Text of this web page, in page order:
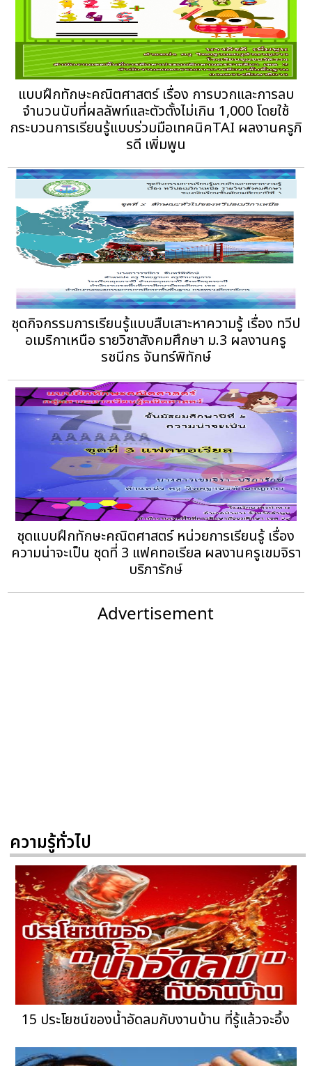
แบบฝึกทักษะคณิตศาสตร์ เรื่อง การบวกและการลบ
จำนวนนับที่ผลลัพท์และตัวตั้งไม่เกิน 1,000 โดยใช้
กระบวนการเรียนรู้แบบร่วมมือเทคนิคTAI ผลงานครูภิ
รดี เพิ่มพูน
ชุดกิจกรรมการเรียนรู้แบบสืบเสาะหาความรู้ เรื่อง ทวีป
อเมริกาเหนือ รายวิชาสังคมศึกษา ม.3 ผลงานครู
รชนีกร จันทร์พิทักษ์
ชุดแบบฝึกทักษะคณิตศาสตร์ หน่วยการเรียนรู้ เรื่อง
ความน่าจะเป็น ชุดที่ 3 แฟคทอเรียล ผลงานครูเขมจิรา
บริภารักษ์
Advertisement
ความรู้ทั่วไป
15 ประโยชน์ของน้ำอัดลมกับงานบ้าน ที่รู้แล้วจะอึ้ง